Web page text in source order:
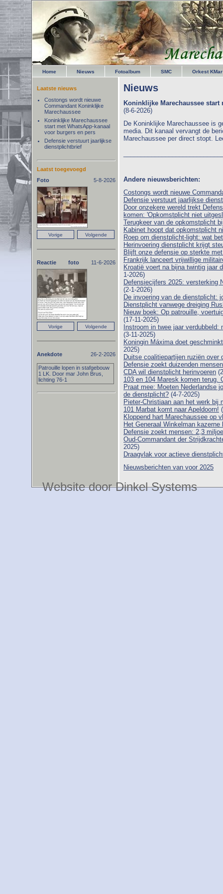
Home Nieuws Fotoalbum SMC Orkest KMar
Nieuws
Koninklijke Marechaussee
(8-6-2026)
De Koninklijke Marechaussee is
media. Dit kanaal vervangt de
Marechaussee per direct stopt.
Andere nieuwsberichten:
Costongs wordt nieuwe
Defensie verstuurt jaarlijkse
Door onzekere wereld trekt
komen: 'Opkomstplicht niet
Terugkeer van de opkomstplicht
Kabinet hoopt dat opkomstplicht
Roep om dienstplicht-light: wat
Herinvoering dienstplicht krijgt
Blijft onze defensie op sterkte
Frankrijk lanceert vrijwillige
Kroatië voert na bijna twintig jaar
1-2026)
Defensiecijfers 2025: versterking
(2-1-2026)
De invoering van de dienstplicht:
Dienstplicht vanwege dreiging
Nieuw boek: Op patrouille,
(17-11-2025)
Instroom in twee jaar
(3-11-2025)
Koningin Máxima doet
2025)
Duitse coalitiepartijen ruziën over
Defensie zoekt duizenden
CDA wil dienstplicht herinvoeren
103 en 104 Maresk komen terug.
Praat mee: Moeten Nederlandse
de dienstplicht? (4-7-2025)
Pieter-Christiaan aan het werk bij
101 Marbat komt naar Apeldoorn!
Kloppend hart Marechaussee op
Het Generaal Winkelman
Defensie zoekt mensen: 2,3
Oud-Commandant der
2025)
Draagvlak voor actieve
Nieuwsberichten van voor 2025
Laatste nieuws
Costongs wordt nieuwe
Commandant Koninklijke
Marechaussee
Koninklijke Marechaussee
start met WhatsApp-kanaal
voor burgers en pers
Defensie verstuurt jaarlijkse
dienstplichtbrief
Laatst toegevoegd
Foto
5-8-2026
Reactie foto 11-6-2026
Anekdote 26-2-2026
Patrouille lopen in stafgebouw
1 LK. Door mar John Brus,
lichting 76-1
Website door Dinkel Systems